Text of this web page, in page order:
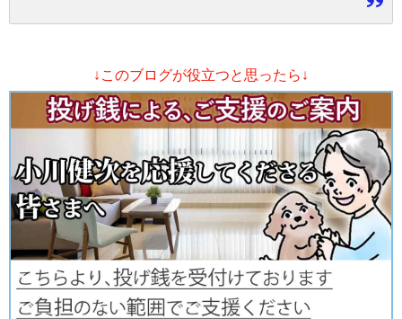
↓このブログが役立つと思ったら↓